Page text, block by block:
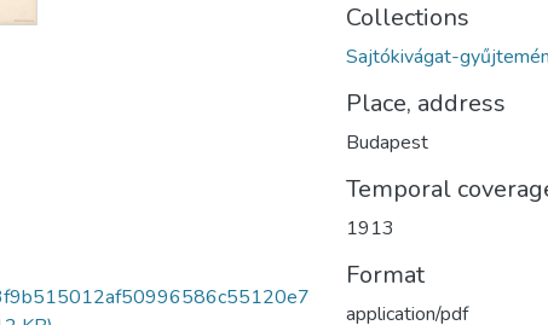
Collections
Sajtókivágat-
Place, address
Budapest
Temporal
1913
Format
application/pdf